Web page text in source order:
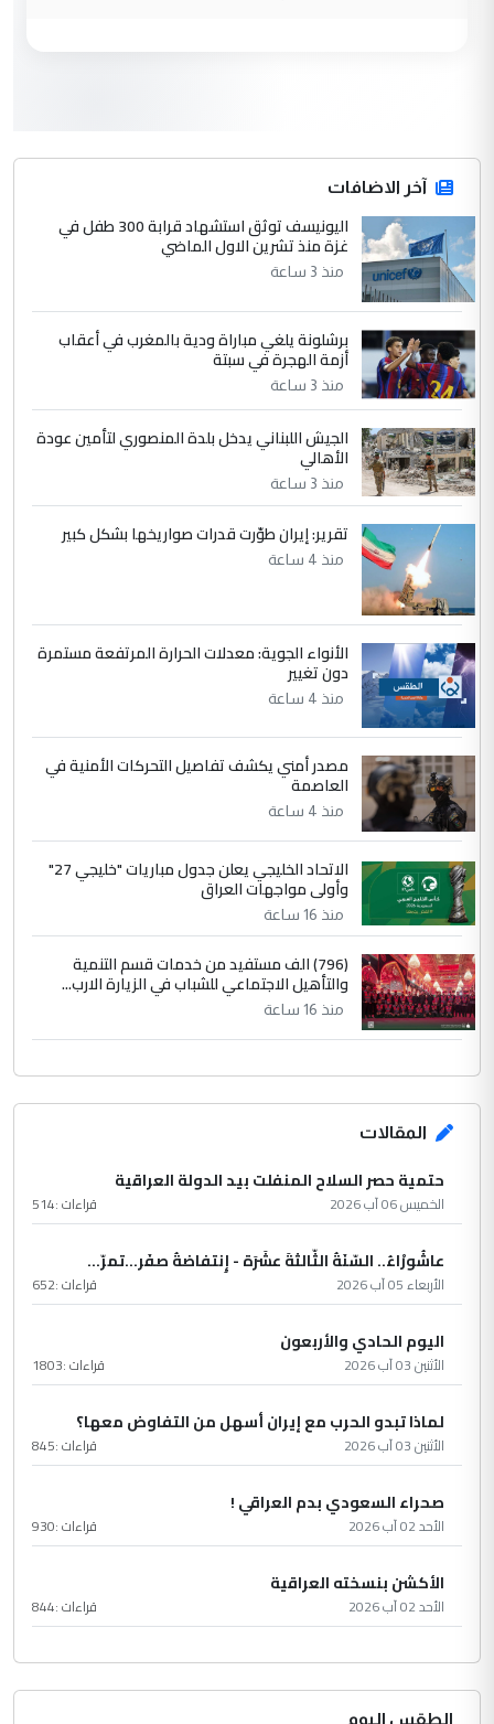
جنسية الرافد الثالث للعراق ومن اصول عريقة
ابا فرات ...
الموضوع :
الجواهري يرد على صدام حسين سل
مضجعيك يابن الزنا (نص كامل)
4 سردار
التعليق : واحد من عصابة علي ماما يسقط
جنسية الرافد الثالث للعراق ومن اصول عريقة
ابا فرات ...
الموضوع :
الجواهري يرد على صدام حسين سل
مضجعيك يابن الزنا (نص كامل)
التعليق : تحياتي لك استاذ حامدتركان. كلام
دقيق ومسؤول؛ فالاستثمار الحقيقي للإنسان
وثروات البلد يعتمد على الكفاءة ...
الموضوع :
بين الإهمال واغتصاب الأرض.. بلاد
الرافدين تعاني الجفاف والتصحر!!
آخر الاضافات
اليونيسف توثق استشهاد قرابة 300 طفل في
غزة منذ تشرين الاول الماضي
منذ 3 ساعة
برشلونة يلغي مباراة ودية بالمغرب في أعقاب
أزمة الهجرة في سبتة
منذ 3 ساعة
الجيش اللبناني يدخل بلدة المنصوري لتأمين عودة
الأهالي
منذ 3 ساعة
تقرير: إيران طوّرت قدرات صواريخها بشكل كبير
منذ 4 ساعة
الأنواء الجوية: معدلات الحرارة المرتفعة مستمرة
دون تغيير
منذ 4 ساعة
مصدر أمني يكشف تفاصيل التحركات الأمنية في
العاصمة
منذ 4 ساعة
الاتحاد الخليجي يعلن جدول مباريات "خليجي 27"
وأولى مواجهات العراق
منذ 16 ساعة
(796) الف مستفيد من خدمات قسم التنمية
والتأهيل الاجتماعي للشباب في الزيارة الارب...
منذ 16 ساعة
المقالات
حتمية حصر السلاح المنفلت بيد الدولة العراقية
الخميس 06 آب 2026 قراءات :514
عاشُورْاءُ.. السّنَةُ الثّالثةَ عشَرَة - إِنتفاضةُ صفَر…تمرّ...
الأربعاء 05 آب 2026 قراءات :652
اليوم الحادي والأربعون
الأثنين 03 آب 2026 قراءات :1803
لماذا تبدو الحرب مع إيران أسهل من التفاوض معها؟
الأثنين 03 آب 2026 قراءات :845
صحراء السعودي بدم العراقي !
الأحد 02 آب 2026 قراءات :930
الأكشن بنسخته العراقية
الأحد 02 آب 2026 قراءات :844
الطقس اليوم